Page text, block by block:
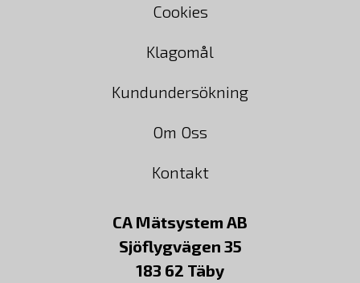
Cookies
Klagomål
Kundundersökning
Om Oss
Kontakt
CA Mätsystem AB
Sjöflygvägen 35
183 62 Täby